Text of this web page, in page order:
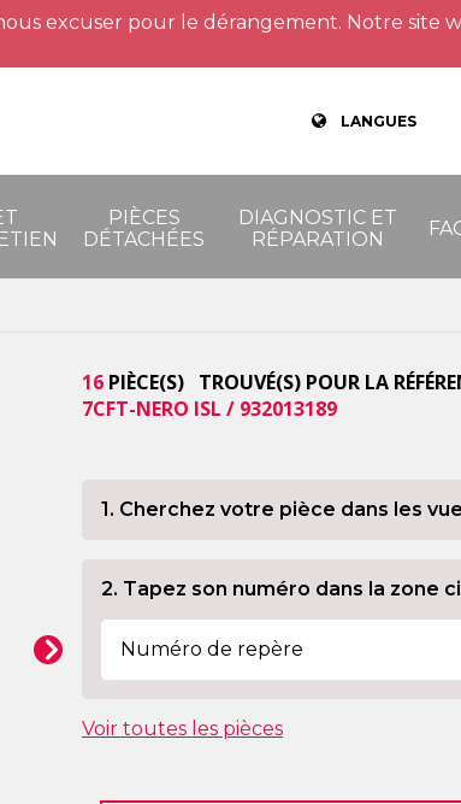
excuser pour le dérangement. Notre site
LANGUES
PIÈCES
DÉTACHÉES
DIAGNOSTIC ET
RÉPARATION
16 PIÈCE(S) TROUVÉ(S) POUR LA
7CFT-NERO ISL / 932013189
1. Cherchez votre pièce dans les
2. Tapez son numéro dans la zone
Voir toutes les pièces